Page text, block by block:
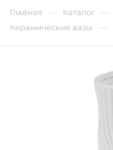
Главная — Каталог —
Керамические вазы —